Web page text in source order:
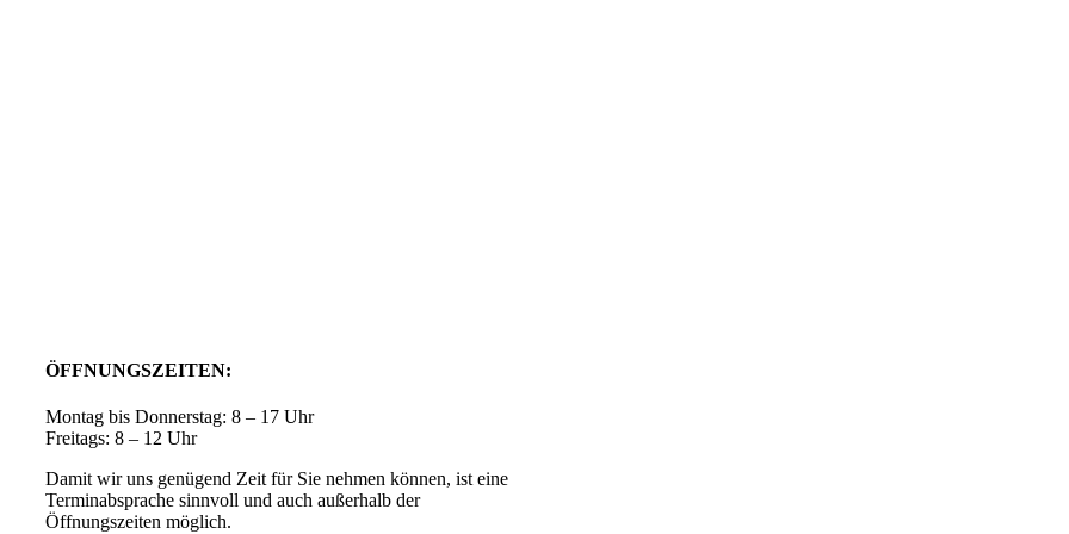
ÖFFNUNGSZEITEN:
Montag bis Donnerstag: 8 – 17 Uhr
Freitags: 8 – 12 Uhr
Damit wir uns genügend Zeit für Sie nehmen können, ist eine
Terminabsprache sinnvoll und auch außerhalb der
Öffnungszeiten möglich.